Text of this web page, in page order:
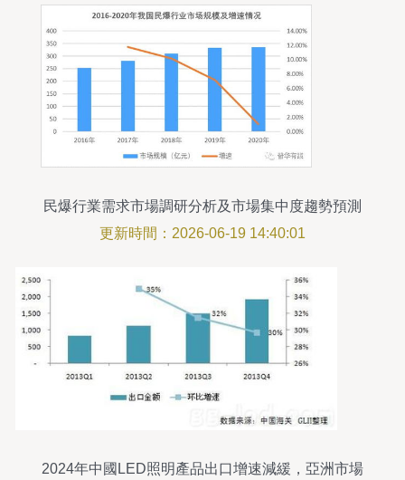
民爆行業需求市場調研分析及市場集中度趨勢預測
更新時間：2026-06-19 14:40:01
2024年中國LED照明產品出口增速減緩，亞洲市場